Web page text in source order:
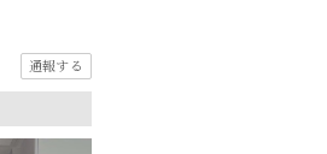
通報する